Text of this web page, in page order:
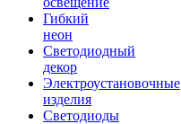
Гибкий
неон
Светодиодный
декор
Электроустановочные
изделия
Светодиоды